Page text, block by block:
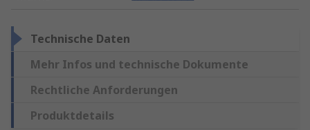
Technische Daten
Mehr Infos und technische Dokumente
Rechtliche Anforderungen
Produktdetails